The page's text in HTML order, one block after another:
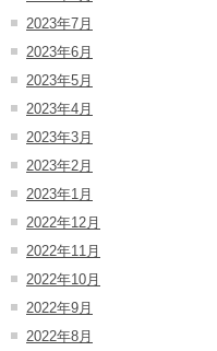
2023年7月
2023年6月
2023年5月
2023年4月
2023年3月
2023年2月
2023年1月
2022年12月
2022年11月
2022年10月
2022年9月
2022年8月